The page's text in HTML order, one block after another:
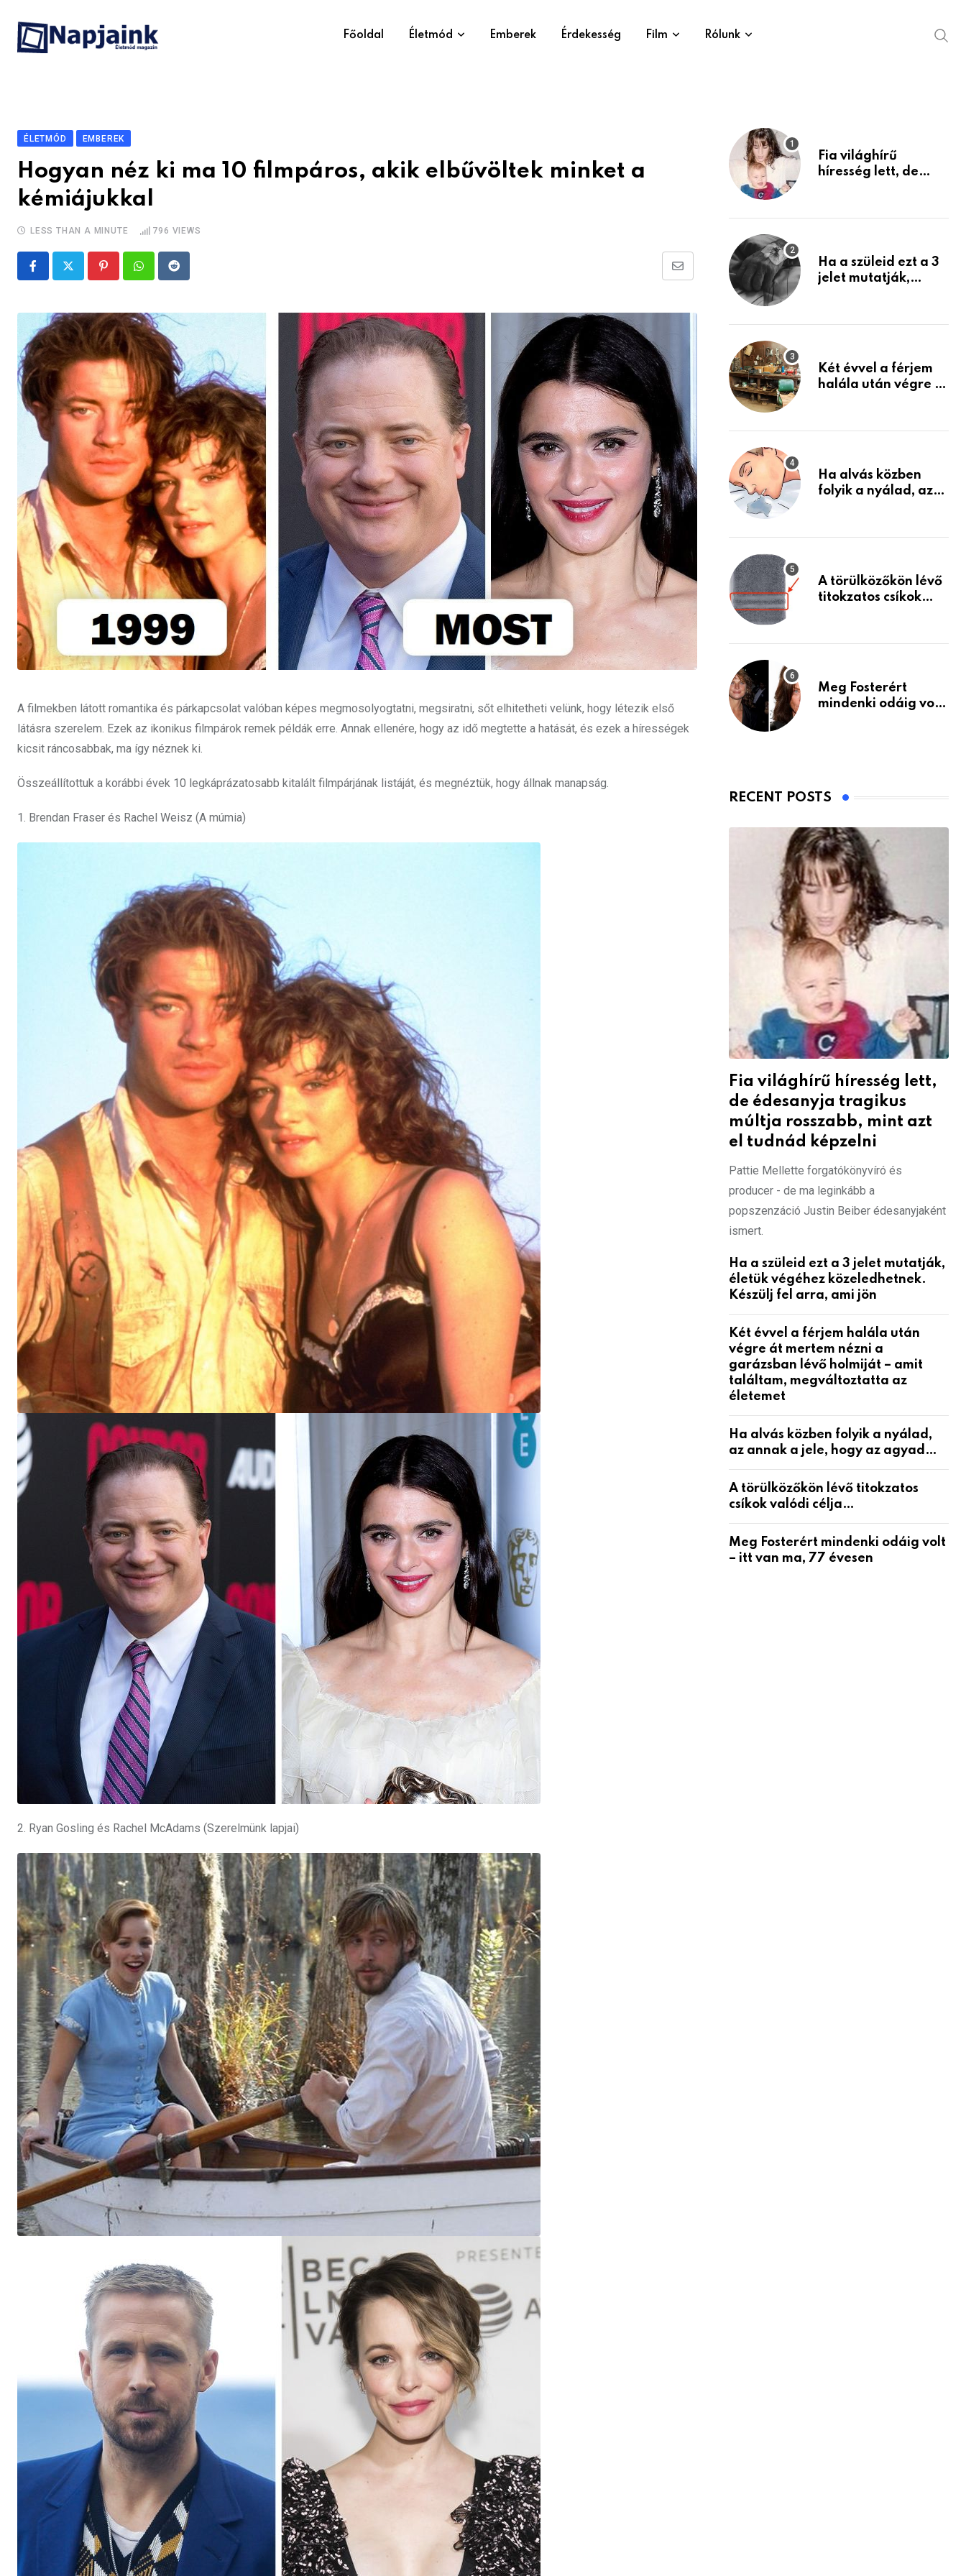
content
Főoldal Életmód Emberek Érdekesség Film Rólunk
ÉLETMÓD EMBEREK
Hogyan néz ki ma 10 filmpáros, akik elbűvöltek minket a
kémiájukkal
LESS THAN A MINUTE 796 VIEWS
PinterestWhatsappReddit
Share
Email
A filmekben látott romantika és párkapcsolat valóban képes megmosolyogtatni, megsiratni, sőt elhitetheti velünk, hogy létezik első
látásra szerelem. Ezek az ikonikus filmpárok remek példák erre. Annak ellenére, hogy az idő megtette a hatását, és ezek a hírességek
kicsit ráncosabbak, ma így néznek ki.
Összeállítottuk a korábbi évek 10 legkáprázatosabb kitalált filmpárjának listáját, és megnéztük, hogy állnak manapság.
1. Brendan Fraser és Rachel Weisz (A múmia)
2. Ryan Gosling és Rachel McAdams (Szerelmünk lapjai)
Fia világhírű
híresség lett, de
mint azt el tudnád
Ha a szüleid ezt a 3
jelet mutatják,
Készülj fel arra, ami
Két évvel a férjem
halála után végre át
holmiját – amit
életemet
Ha alvás közben
folyik a nyálad, az
A törülközőkön lévő
titokzatos csíkok
Meg Fosterért
mindenki odáig volt
RECENT POSTS
Fia világhírű híresség lett,
de édesanyja tragikus
múltja rosszabb, mint azt
el tudnád képzelni
Pattie Mellette forgatókönyvíró és
producer - de ma leginkább a
popszenzáció Justin Beiber édesanyjaként
ismert.
Ha a szüleid ezt a 3 jelet mutatják,
életük végéhez közeledhetnek.
Készülj fel arra, ami jön
Két évvel a férjem halála után
végre át mertem nézni a
garázsban lévő holmiját – amit
találtam, megváltoztatta az
életemet
Ha alvás közben folyik a nyálad,
az annak a jele, hogy az agyad…
A törülközőkön lévő titokzatos
csíkok valódi célja…
Meg Fosterért mindenki odáig volt
– itt van ma, 77 évesen